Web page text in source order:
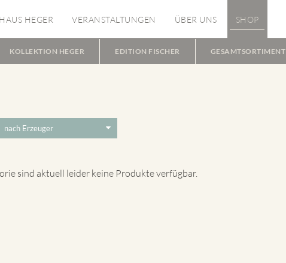
HEGER VERANSTALTUNGEN ÜBER UNS SHOP
KOLLEKTION HEGER EDITION FISCHER GESAMTSORTIMENT
sind aktuell leider keine Produkte verfügbar.